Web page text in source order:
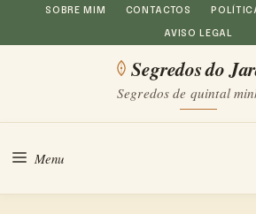
Saltar
para
SOBRE MIM CONTACTOS
AVISO LEGAL
Segredos do
Segredos de quintal
Menu